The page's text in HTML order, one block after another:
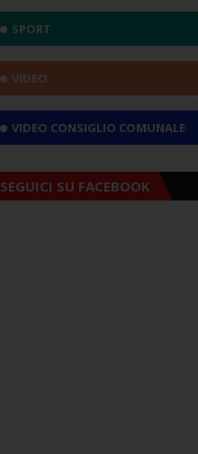
SPORT
VIDEO
VIDEO CONSIGLIO COMUNALE
SEGUICI SU FACEBOOK